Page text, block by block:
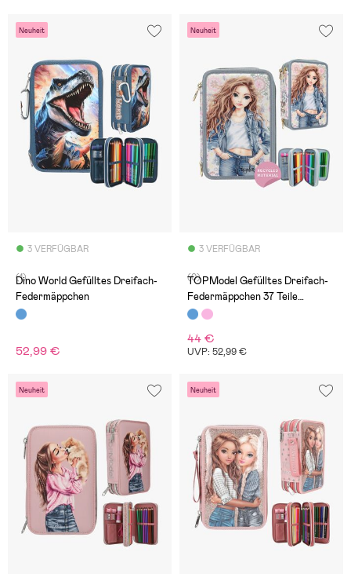
Neuheit
3 VERFÜGBAR
(1)
Dino World Gefülltes Dreifach-
Federmäppchen
52,99 €
Neuheit
3 VERFÜGBAR
(0)
TOPModel Gefülltes Dreifach-
Federmäppchen 37 Teile
Festival Fun
44 €
UVP: 52,99 €
Neuheit Neuheit